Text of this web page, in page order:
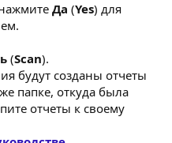
Да (Yes) для
(Scan).
будут созданы отчеты
папке, откуда была
отчеты к своему